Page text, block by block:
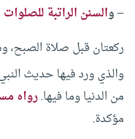
–والسنن الراتبة للصلوات
ركعتان قبل صلاة الصبح،
والذي ورد فيها حديث
من الدنيا وما فيها.رواه
مؤكدة.